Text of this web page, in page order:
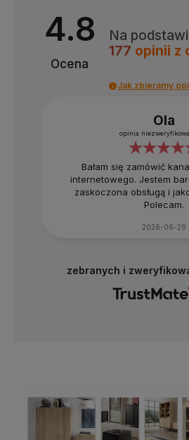
4.8
Ocena
Na
177 opinii z
Jak zbieramy
Ola
opinia
Bałam się zamówić
internetowego. Jestem
zaskoczona obsługą i
Polecam.
2026-06-29
zebranych i